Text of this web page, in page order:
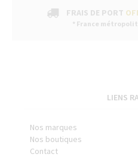
FRAIS DE PORT
* France
LIENS
Nos marques
Nos boutiques
Contact